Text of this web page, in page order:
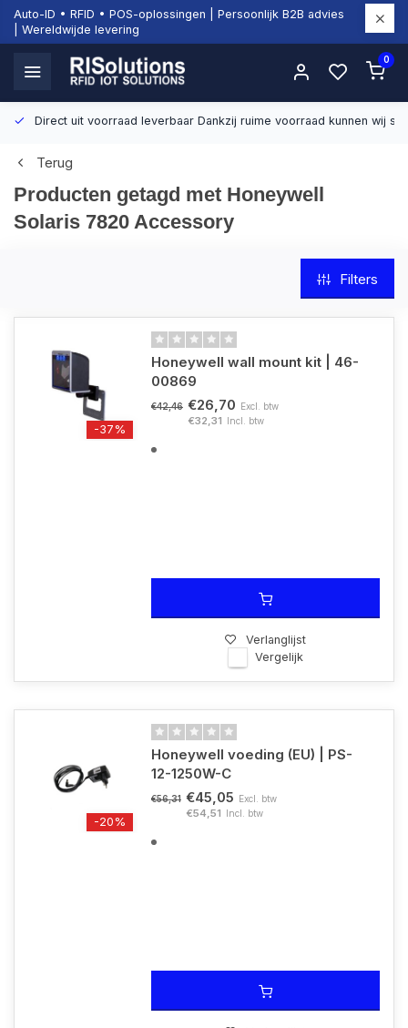
Auto-ID • RFID • POS-oplossingen | Persoonlijk B2B advies
| Wereldwijde levering
0
Direct uit voorraad leverbaar Dankzij ruime voorraad kunnen wij
Terug
Producten getagd met Honeywell
Solaris 7820 Accessory
Filters
-37%
Honeywell wall mount kit | 46-
00869
€42,46 €26,70 Excl. btw
€32,31 Incl. btw
Verlanglijst
Vergelijk
-20%
Honeywell voeding (EU) | PS-
12-1250W-C
€56,31 €45,05 Excl. btw
€54,51 Incl. btw